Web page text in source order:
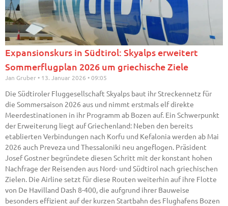
Expansionskurs in Südtirol: Skyalps erweitert
Sommerflugplan 2026 um griechische Ziele
Jan Gruber 13. Januar 2026 09:05
Die Südtiroler Fluggesellschaft Skyalps baut ihr Streckennetz für
die Sommersaison 2026 aus und nimmt erstmals elf direkte
Meerdestinationen in ihr Programm ab Bozen auf. Ein Schwerpunkt
der Erweiterung liegt auf Griechenland: Neben den bereits
etablierten Verbindungen nach Korfu und Kefalonia werden ab Mai
2026 auch Preveza und Thessaloniki neu angeflogen. Präsident
Josef Gostner begründete diesen Schritt mit der konstant hohen
Nachfrage der Reisenden aus Nord- und Südtirol nach griechischen
Zielen. Die Airline setzt für diese Routen weiterhin auf ihre Flotte
von De Havilland Dash 8-400, die aufgrund ihrer Bauweise
besonders effizient auf der kurzen Startbahn des Flughafens Bozen